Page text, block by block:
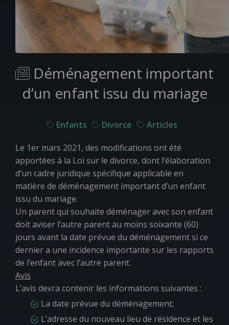
Déménagement important
d’un enfant issu du mariage
Enfants Divorce Articles
Le 1er mars 2021, des modifications ont été
apportées à la Loi sur le divorce, dont l’élaboration
d’un cadre juridique spécifique applicable en
matière de déménagement important d’un enfant
issu du mariage.
Un parent qui souhaite déménager avec son enfant
doit aviser l’autre parent au moins soixante (60)
jours avant la date prévue du déménagement si ce
dernier a une incidence importante sur les rapports
de l’enfant avec l’autre parent.
Avis
L’avis devra contenir les informations suivantes :
La date prévue du déménagement;
L’adresse du nouveau lieu de résidence et les